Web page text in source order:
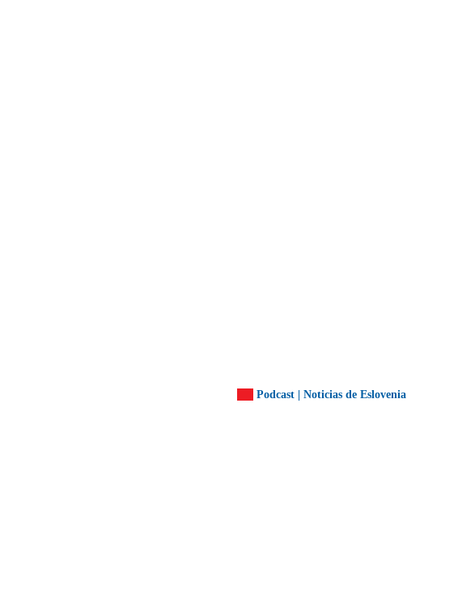
Podcast | Noticias de Eslovenia